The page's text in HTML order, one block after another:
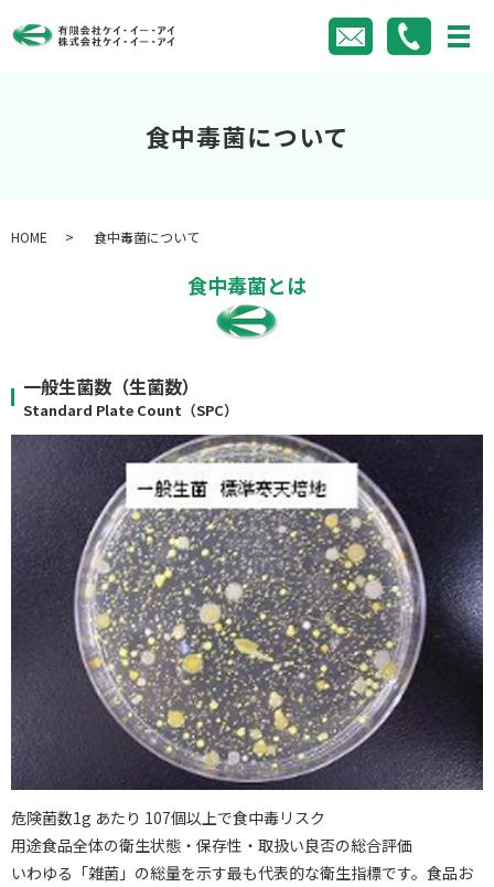
食中毒菌について
HOME 食中毒菌について
食中毒菌とは
一般生菌数（生菌数）
Standard Plate Count（SPC）
危険菌数1g あたり 107個以上で食中毒リスク
用途食品全体の衛生状態・保存性・取扱い良否の総合評価
いわゆる「雑菌」の総量を示す最も代表的な衛生指標です。食品お